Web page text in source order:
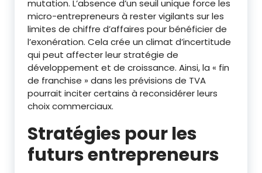
mutation. L’absence d’un seuil unique force les
micro-entrepreneurs à rester vigilants sur les
limites de chiffre d’affaires pour bénéficier de
l’exonération. Cela crée un climat d’incertitude
qui peut affecter leur stratégie de
développement et de croissance. Ainsi, la « fin
de franchise » dans les prévisions de TVA
pourrait inciter certains à reconsidérer leurs
choix commerciaux.
Stratégies pour les
futurs entrepreneurs